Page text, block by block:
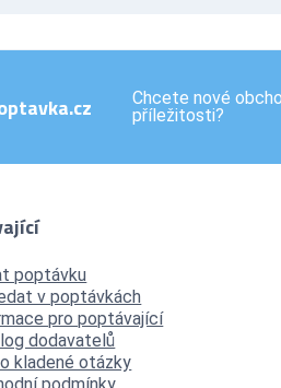
Chcete nové
příležitosti?
poptávku
v poptávkách
pro poptávající
dodavatelů
kladené otázky